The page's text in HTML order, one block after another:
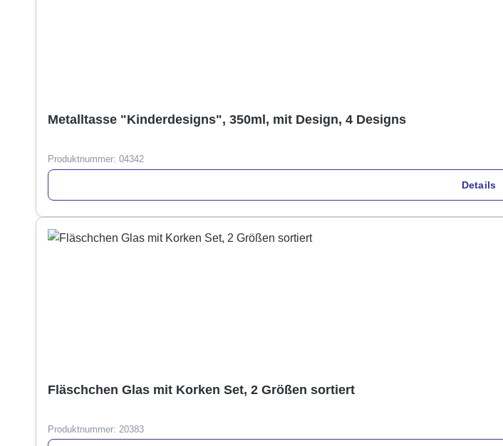
Metalltasse "Kinderdesigns", 350ml, mit Design, 4 Designs
Produktnummer: 04342
Details
Fläschchen Glas mit Korken Set, 2 Größen sortiert
Produktnummer: 20383